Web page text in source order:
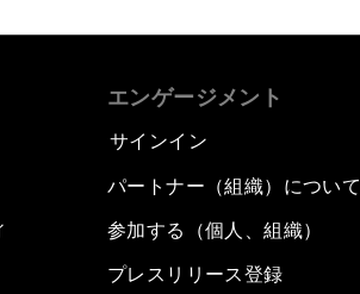
エンゲージメント
サインイン
パートナー（組織）について
参加する（個人、組織）
プレスリリース登録